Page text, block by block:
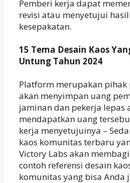
Pemberi kerja dapat
revisi atau menyetujui
kesepakatan.
15 Tema Desain Kaos
Untung Tahun 2024
Platform merupakan pihak
akan menyimpan uang
jaminan dan pekerja lepas
mendapatkan uang
kerja menyetujuinya –
kaos komunitas terbaru
Victory Labs akan
contoh referensi desain
komunitas yang bisa Anda